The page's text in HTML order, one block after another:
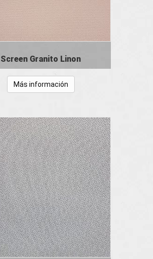
Screen Granito Linon
Más información